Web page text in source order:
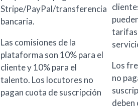
Stripe/PayPal/transferencia
bancaria.
Las comisiones de la
plataforma son 10% para el
cliente y 10% para el
talento. Los locutores no
pagan cuota de suscripción
Los
no
deben